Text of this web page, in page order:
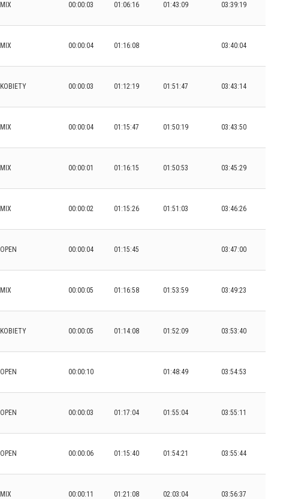
MIX 00:00:03 01:06:16 01:43:09 03:39:19
MIX 00:00:04 01:16:08 03:40:04
KOBIETY 00:00:03 01:12:19 01:51:47 03:43:14
MIX 00:00:04 01:15:47 01:50:19 03:43:50
MIX 00:00:01 01:16:15 01:50:53 03:45:29
MIX 00:00:02 01:15:26 01:51:03 03:46:26
OPEN 00:00:04 01:15:45 03:47:00
MIX 00:00:05 01:16:58 01:53:59 03:49:23
KOBIETY 00:00:05 01:14:08 01:52:09 03:53:40
OPEN 00:00:10 01:48:49 03:54:53
OPEN 00:00:03 01:17:04 01:55:04 03:55:11
OPEN 00:00:06 01:15:40 01:54:21 03:55:44
MIX 00:00:11 01:21:08 02:03:04 03:56:37